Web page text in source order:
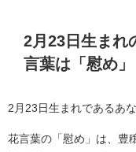
2月23日生まれ
言葉は「慰め」
2月23日生まれであるあ
花言葉の「慰め」は、豊